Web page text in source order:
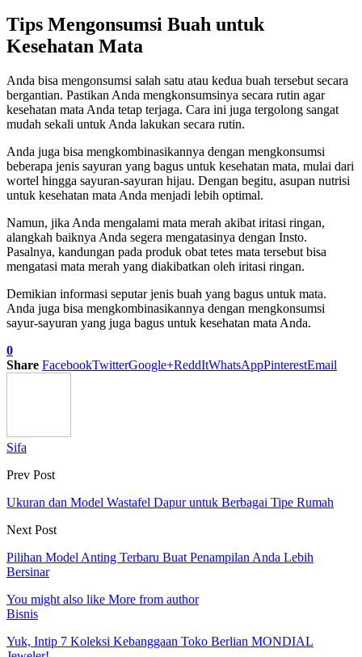
Tips Mengonsumsi Buah untuk
Kesehatan Mata
Anda bisa mengonsumsi salah satu atau kedua buah tersebut secara
bergantian. Pastikan Anda mengkonsumsinya secara rutin agar
kesehatan mata Anda tetap terjaga. Cara ini juga tergolong sangat
mudah sekali untuk Anda lakukan secara rutin.
Anda juga bisa mengkombinasikannya dengan mengkonsumsi
beberapa jenis sayuran yang bagus untuk kesehatan mata, mulai dari
wortel hingga sayuran-sayuran hijau. Dengan begitu, asupan nutrisi
untuk kesehatan mata Anda menjadi lebih optimal.
Namun, jika Anda mengalami mata merah akibat iritasi ringan,
alangkah baiknya Anda segera mengatasinya dengan Insto.
Pasalnya, kandungan pada produk obat tetes mata tersebut bisa
mengatasi mata merah yang diakibatkan oleh iritasi ringan.
Demikian informasi seputar jenis buah yang bagus untuk mata.
Anda juga bisa mengkombinasikannya dengan mengkonsumsi
sayur-sayuran yang juga bagus untuk kesehatan mata Anda.
0
Share FacebookTwitterGoogle+ReddItWhatsAppPinterestEmail
Sifa
Prev Post
Ukuran dan Model Wastafel Dapur untuk Berbagai Tipe Rumah
Next Post
Pilihan Model Anting Terbaru Buat Penampilan Anda Lebih
Bersinar
You might also like More from author
Bisnis
Yuk, Intip 7 Koleksi Kebanggaan Toko Berlian MONDIAL